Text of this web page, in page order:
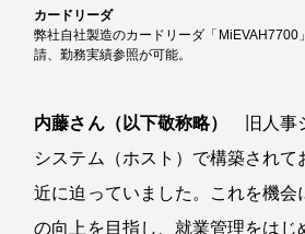
カードリーダ
弊社自社製造のカードリーダ「MiEVAH7700
請、勤務実績参照が可能。
内藤さん（以下敬称略）
旧人事
システム（ホスト）で構築されて
近に迫っていました。これを機会
の向上を目指し、就業管理をはじ